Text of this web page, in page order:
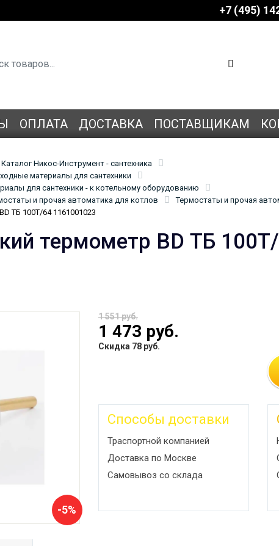
+7 (495)
ОПЛАТА ДОСТАВКА ПОСТАВЩИКАМ
Каталог Никос-Инструмент - сантехника
материалы для сантехники
для сантехники - к котельному оборудованию
и прочая автоматика для котлов
Термостаты и прочая
ТБ 100Т/64 1161001023
термометр BD ТБ
-5%
1 551 руб.
1 473 руб.
Скидка 78 руб.
Способы доставки
Траспортной компанией
Доставка по Москве
Самовывоз со склада